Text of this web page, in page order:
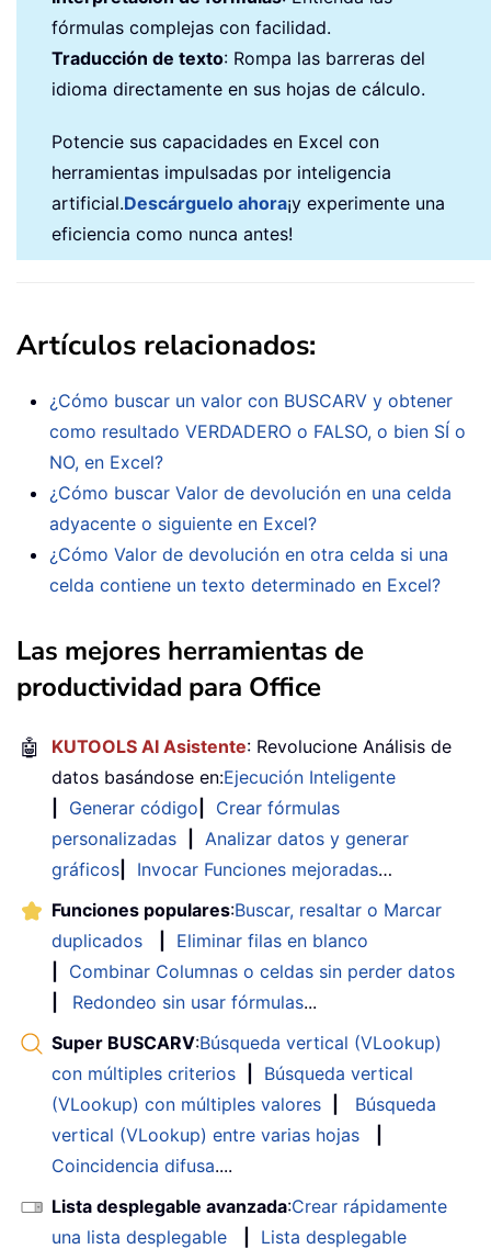
fórmulas complejas con facilidad.
Traducción de texto: Rompa las barreras del
idioma directamente en sus hojas de cálculo.
Potencie sus capacidades en Excel con
herramientas impulsadas por inteligencia
artificial.Descárguelo ahora¡y experimente una
eficiencia como nunca antes!
Artículos relacionados:
¿Cómo buscar un valor con BUSCARV y obtener
como resultado VERDADERO o FALSO, o bien SÍ o
NO, en Excel?
¿Cómo buscar Valor de devolución en una celda
adyacente o siguiente en Excel?
¿Cómo Valor de devolución en otra celda si una
celda contiene un texto determinado en Excel?
Las mejores herramientas de
productividad para Office
🤖 KUTOOLS AI Asistente: Revolucione Análisis de
datos basándose en:Ejecución Inteligente
Generar código
Crear fórmulas
personalizadas
Analizar datos y generar
gráficos
Invocar Funciones mejoradas…
Funciones populares:Buscar, resaltar o Marcar
duplicados
Eliminar filas en blanco
Combinar Columnas o celdas sin perder datos
Redondeo sin usar fórmulas...
Super BUSCARV:Búsqueda vertical (VLookup)
con múltiples criterios
Búsqueda vertical
(VLookup) con múltiples valores
Búsqueda
vertical (VLookup) entre varias hojas
Coincidencia difusa....
Lista desplegable avanzada:Crear rápidamente
una lista desplegable
Lista desplegable